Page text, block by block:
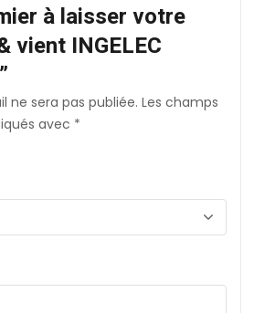
à laisser votre
vient INGELEC
ne sera pas publiée. Les champs
avec *